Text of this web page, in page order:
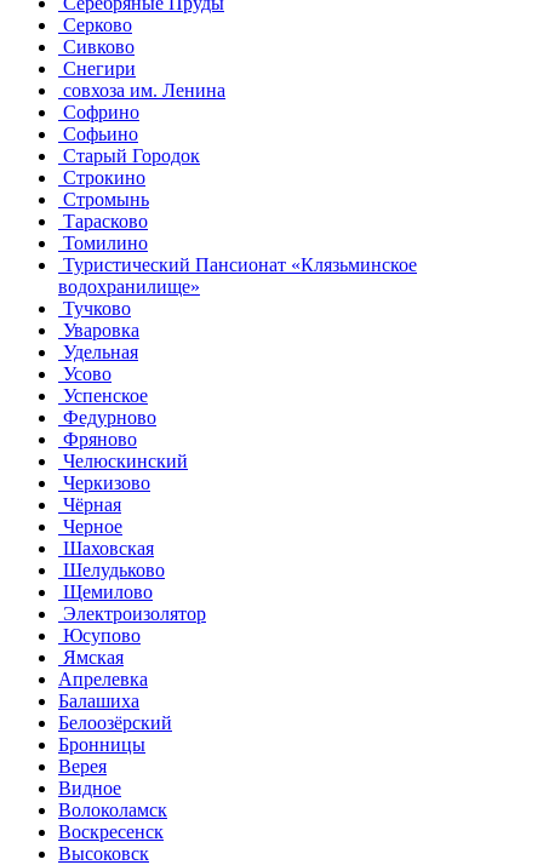
Серково
Сивково
Снегири
совхоза им. Ленина
Софрино
Софьино
Старый Городок
Строкино
Стромынь
Тарасково
Томилино
Туристический Пансионат «Клязьминское
водохранилище»
Тучково
Уваровка
Удельная
Усово
Успенское
Федурново
Фряново
Челюскинский
Черкизово
Чёрная
Черное
Шаховская
Шелудьково
Щемилово
Электроизолятор
Юсупово
Ямская
Апрелевка
Балашиха
Белоозёрский
Бронницы
Верея
Видное
Волоколамск
Воскресенск
Высоковск